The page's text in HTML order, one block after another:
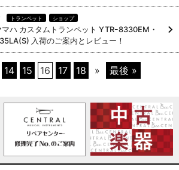
トランペット ショップ
ハ カスタムトランペット YTRｰ8330EM・
入荷のご案内とレビュー！
14 15 16 17 18 » 最後 »